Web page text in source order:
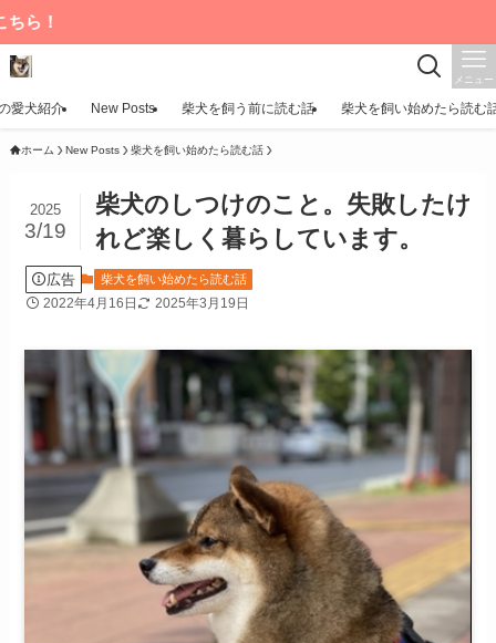
メニュー
愛犬紹介 New Posts 柴犬を飼う前に読む話 柴犬を飼い始めたら読む
ホーム New Posts 柴犬を飼い始めたら読む話
柴犬のしつけのこと。失敗したけ
れど楽しく暮らしています。
2025
3/19
広告 柴犬を飼い始めたら読む話
2022年4月16日 2025年3月19日